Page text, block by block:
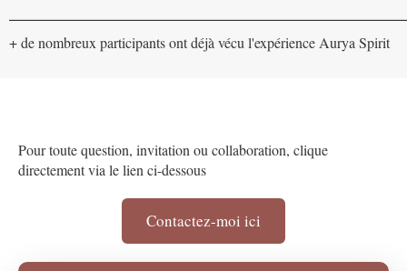
+ de nombreux participants ont déjà vécu l'expérience Aurya Spirit
Pour toute question, invitation ou collaboration, clique
directement via le lien ci-dessous
Contactez-moi ici